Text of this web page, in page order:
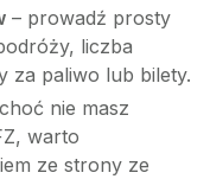
– prowadź prosty
liczba
za paliwo lub bilety.
nie masz
warto
ze strony ze